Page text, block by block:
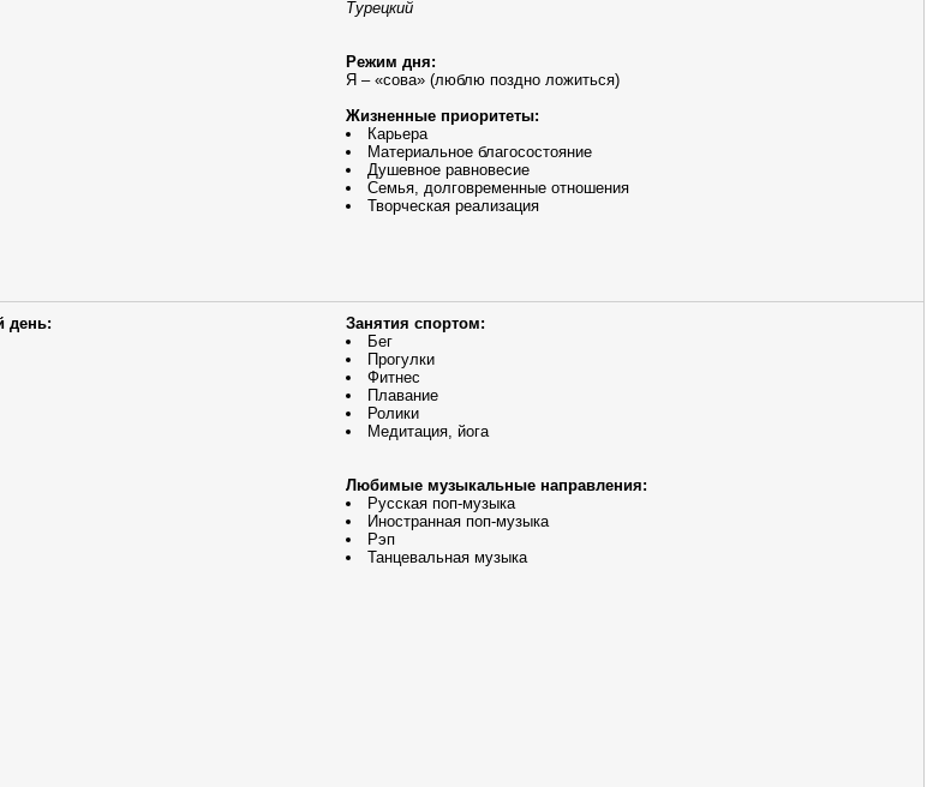
Турецкий
Режим дня:
Я – «сова» (люблю поздно ложиться)
Жизненные приоритеты:
Карьера
Материальное благосостояние
Душевное равновесие
Семья, долговременные отношения
Творческая реализация
день:
Занятия спортом:
Бег
Прогулки
Фитнес
Плавание
Ролики
Медитация, йога
Любимые музыкальные направления:
Русская поп-музыка
Иностранная поп-музыка
Рэп
Танцевальная музыка